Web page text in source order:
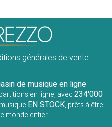
générales de vente
de musique en ligne
en ligne, avec234'000
EN STOCK, prêts à être
monde entier.